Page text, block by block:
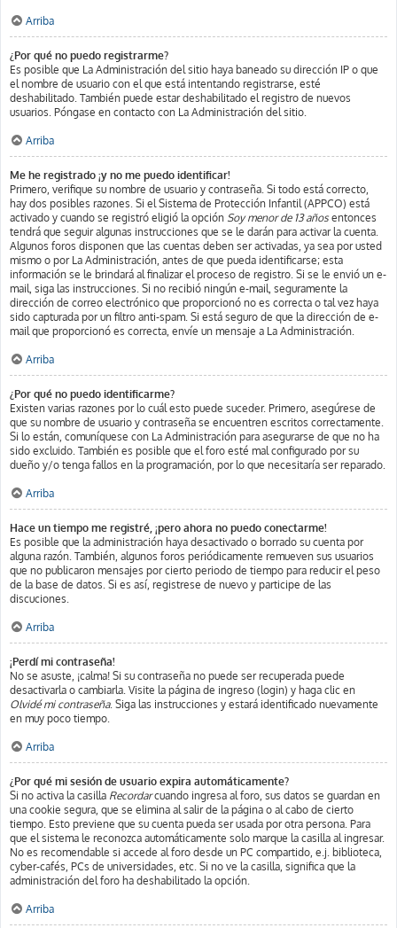
Arriba
¿Por qué no puedo registrarme?
Es posible que La Administración del sitio haya baneado su dirección IP o que
el nombre de usuario con el que está intentando registrarse, esté
deshabilitado. También puede estar deshabilitado el registro de nuevos
usuarios. Póngase en contacto con La Administración del sitio.
Arriba
Me he registrado ¡y no me puedo identificar!
Primero, verifique su nombre de usuario y contraseña. Si todo está correcto,
hay dos posibles razones. Si el Sistema de Protección Infantil (APPCO) está
activado y cuando se registró eligió la opción Soy menor de 13 años entonces
tendrá que seguir algunas instrucciones que se le darán para activar la cuenta.
Algunos foros disponen que las cuentas deben ser activadas, ya sea por usted
mismo o por La Administración, antes de que pueda identificarse; esta
información se le brindará al finalizar el proceso de registro. Si se le envió un e-
mail, siga las instrucciones. Si no recibió ningún e-mail, seguramente la
dirección de correo electrónico que proporcionó no es correcta o tal vez haya
sido capturada por un filtro anti-spam. Si está seguro de que la dirección de e-
mail que proporcionó es correcta, envíe un mensaje a La Administración.
Arriba
¿Por qué no puedo identificarme?
Existen varias razones por lo cuál esto puede suceder. Primero, asegúrese de
que su nombre de usuario y contraseña se encuentren escritos correctamente.
Si lo están, comuníquese con La Administración para asegurarse de que no ha
sido excluido. También es posible que el foro esté mal configurado por su
dueño y/o tenga fallos en la programación, por lo que necesitaría ser reparado.
Arriba
Hace un tiempo me registré, ¡pero ahora no puedo conectarme!
Es posible que la administración haya desactivado o borrado su cuenta por
alguna razón. También, algunos foros periódicamente remueven sus usuarios
que no publicaron mensajes por cierto periodo de tiempo para reducir el peso
de la base de datos. Si es así, registrese de nuevo y participe de las
discuciones.
Arriba
¡Perdí mi contraseña!
No se asuste, ¡calma! Si su contraseña no puede ser recuperada puede
desactivarla o cambiarla. Visite la página de ingreso (login) y haga clic en
Olvidé mi contraseña. Siga las instrucciones y estará identificado nuevamente
en muy poco tiempo.
Arriba
¿Por qué mi sesión de usuario expira automáticamente?
Si no activa la casilla Recordarcuando ingresa al foro, sus datos se guardan en
una cookie segura, que se elimina al salir de la página o al cabo de cierto
tiempo. Esto previene que su cuenta pueda ser usada por otra persona. Para
que el sistema le reconozca automáticamente solo marque la casilla al ingresar.
No es recomendable si accede al foro desde un PC compartido, e.j. biblioteca,
cyber-cafés, PCs de universidades, etc. Si no ve la casilla, significa que la
administración del foro ha deshabilitado la opción.
Arriba